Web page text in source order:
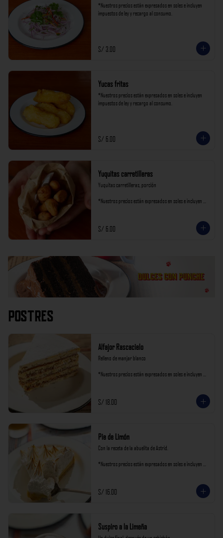
*Nuestros precios están expresados en soles e incluyen
impuestos de ley y recargo al consumo.
S/ 3.00
Yucas fritas
*Nuestros precios están expresados en soles e incluyen
impuestos de ley y recargo al consumo.
S/ 6.00
Yuquitas carretilleras
Yuquitas carretilleras, porción
*Nuestros precios están expresados en soles e incluyen
S/ 6.00
Postres
Alfajor Rascacielo
Relleno de manjar blanco
*Nuestros precios están expresados en soles e incluyen
S/ 18.00
Pie de Limón
Con la receta de la abuelita de Astrid.
*Nuestros precios están expresados en soles e incluyen
S/ 16.00
Suspiro a la Limeña